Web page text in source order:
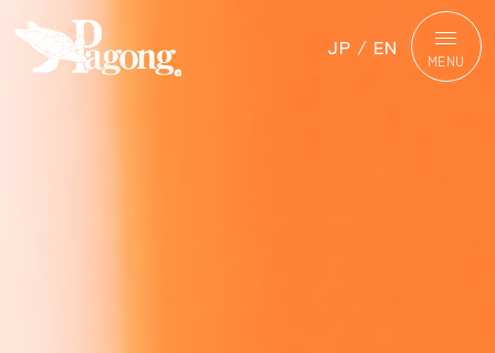
JP / EN
MENU